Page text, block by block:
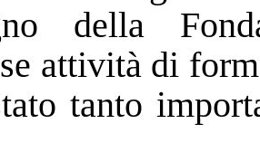
della
attività di
tanto